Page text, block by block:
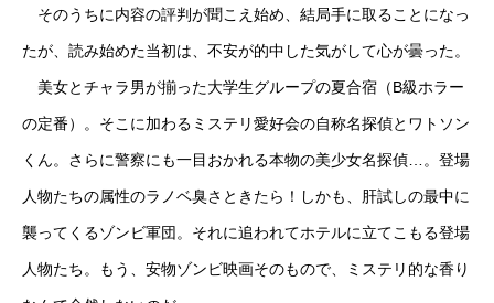
そのうちに内容の評判が聞こえ始め、結局手に取ることになっ
たが、読み始めた当初は、不安が的中した気がして心が曇った。
美女とチャラ男が揃った大学生グループの夏合宿（B級ホラー
の定番）。そこに加わるミステリ愛好会の自称名探偵とワトソン
くん。さらに警察にも一目おかれる本物の美少女名探偵…。登場
人物たちの属性のラノベ臭さときたら！しかも、肝試しの最中に
襲ってくるゾンビ軍団。それに追われてホテルに立てこもる登場
人物たち。もう、安物ゾンビ映画そのもので、ミステリ的な香り